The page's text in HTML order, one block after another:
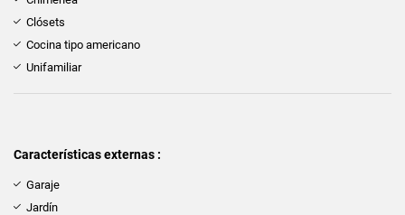
Clósets
Cocina tipo americano
Unifamiliar
Características externas :
Garaje
Jardín